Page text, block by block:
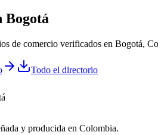
Bogotá
de comercio verificados en Bogotá,
Todo el directorio
y producida en Colombia.